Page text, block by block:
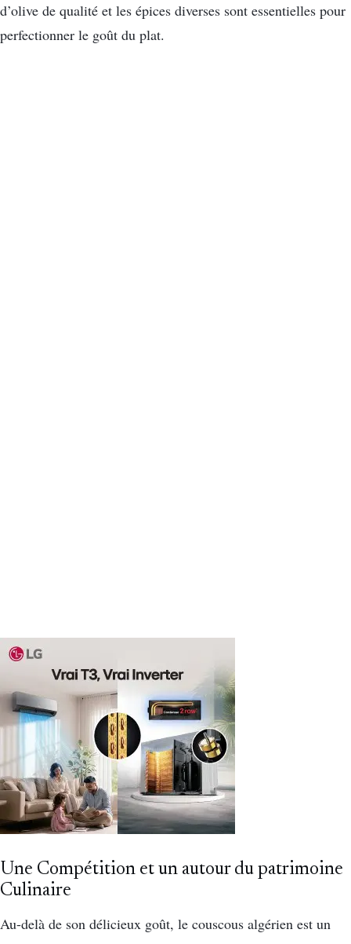
d’olive de qualité et les épices diverses sont essentielles pour
perfectionner le goût du plat.
Une Compétition et un autour du patrimoine
Culinaire
Au-delà de son délicieux goût, le couscous algérien est un